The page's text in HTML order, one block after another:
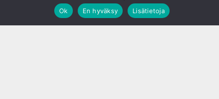
Ok
En hyväksy Lisätietoja